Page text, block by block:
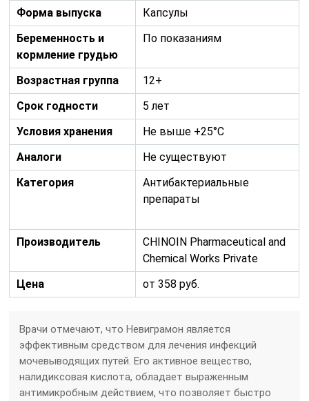
Форма выпуска
Капсулы
Беременность и
кормление грудью
По показаниям
Возрастная группа
12+
Срок годности
5 лет
Условия хранения
Не выше +25°С
Аналоги
Не существуют
Категория
Антибактериальные
препараты
Производитель
CHINOIN Pharmaceutical and
Chemical Works Private
Цена
от 358 руб.
Врачи отмечают, что Невиграмон является
эффективным средством для лечения инфекций
мочевыводящих путей. Его активное вещество,
налидиксовая кислота, обладает выраженным
антимикробным действием, что позволяет быстро